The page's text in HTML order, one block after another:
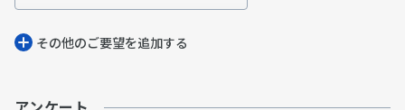
その他のご要望を追加する